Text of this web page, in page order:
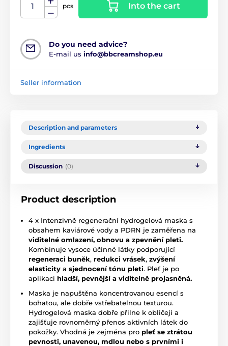
pcs Into the cart
Do you need advice?
E-mail us info@bbcreamshop.eu
Seller information
Description and parameters
Ingredients
Discussion (0)
Product description
4 x Intenzivně regenerační hydrogelová maska s
obsahem kaviárové vody a PDRN je zaměřena na
viditelné omlazení, obnovu a zpevnění pleti.
Kombinuje vysoce účinné látky podporující
regeneraci buněk, redukci vrásek, zvýšení
elasticity a sjednocení tónu pleti. Pleť je po
aplikaci hladší, pevnější a viditelně projasněná.
Maska je napuštěna koncentrovanou esencí s
bohatou, ale dobře vstřebatelnou texturou.
Hydrogelová maska dobře přilne k obličeji a
zajišťuje rovnoměrný přenos aktivních látek do
pokožky. Vhodná je zejména pro pleť se ztrátou
pevnosti, unavenou, mdlou nebo s prvními i